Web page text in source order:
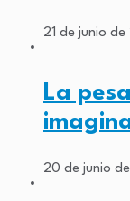
21 de junio
La
20 de junio